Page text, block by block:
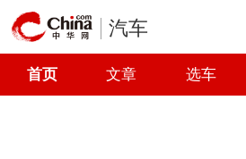
汽车
首页 文章 选车